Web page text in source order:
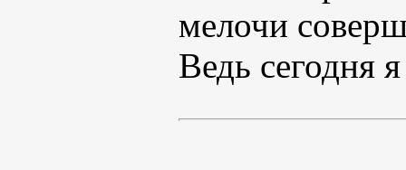
мелочи
Ведь сегодня